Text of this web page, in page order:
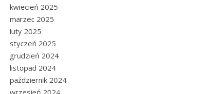
kwiecień 2025
marzec 2025
luty 2025
styczeń 2025
grudzień 2024
listopad 2024
październik 2024
wrzesień 2024